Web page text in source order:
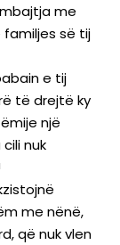
me
së tij
e tij
të drejtë ky
një
nuk
me nënë,
që nuk vlen